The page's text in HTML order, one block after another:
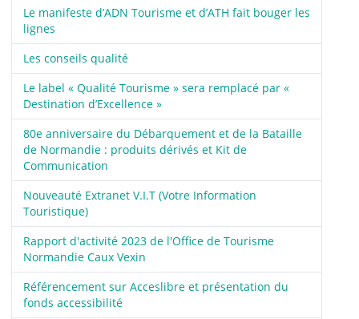
Le manifeste d’ADN Tourisme et d’ATH fait bouger les
lignes
Les conseils qualité
Le label « Qualité Tourisme » sera remplacé par «
Destination d’Excellence »
80e anniversaire du Débarquement et de la Bataille
de Normandie : produits dérivés et Kit de
Communication
Nouveauté Extranet V.I.T (Votre Information
Touristique)
Rapport d'activité 2023 de l'Office de Tourisme
Normandie Caux Vexin
Référencement sur Acceslibre et présentation du
fonds accessibilité